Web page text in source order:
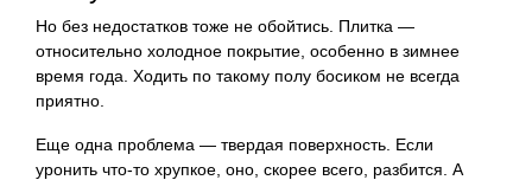
Но без недостатков тоже не обойтись. Плитка —
относительно холодное покрытие, особенно в зимнее
время года. Ходить по такому полу босиком не всегда
приятно.
Еще одна проблема — твердая поверхность. Если
уронить что-то хрупкое, оно, скорее всего, разбится. А